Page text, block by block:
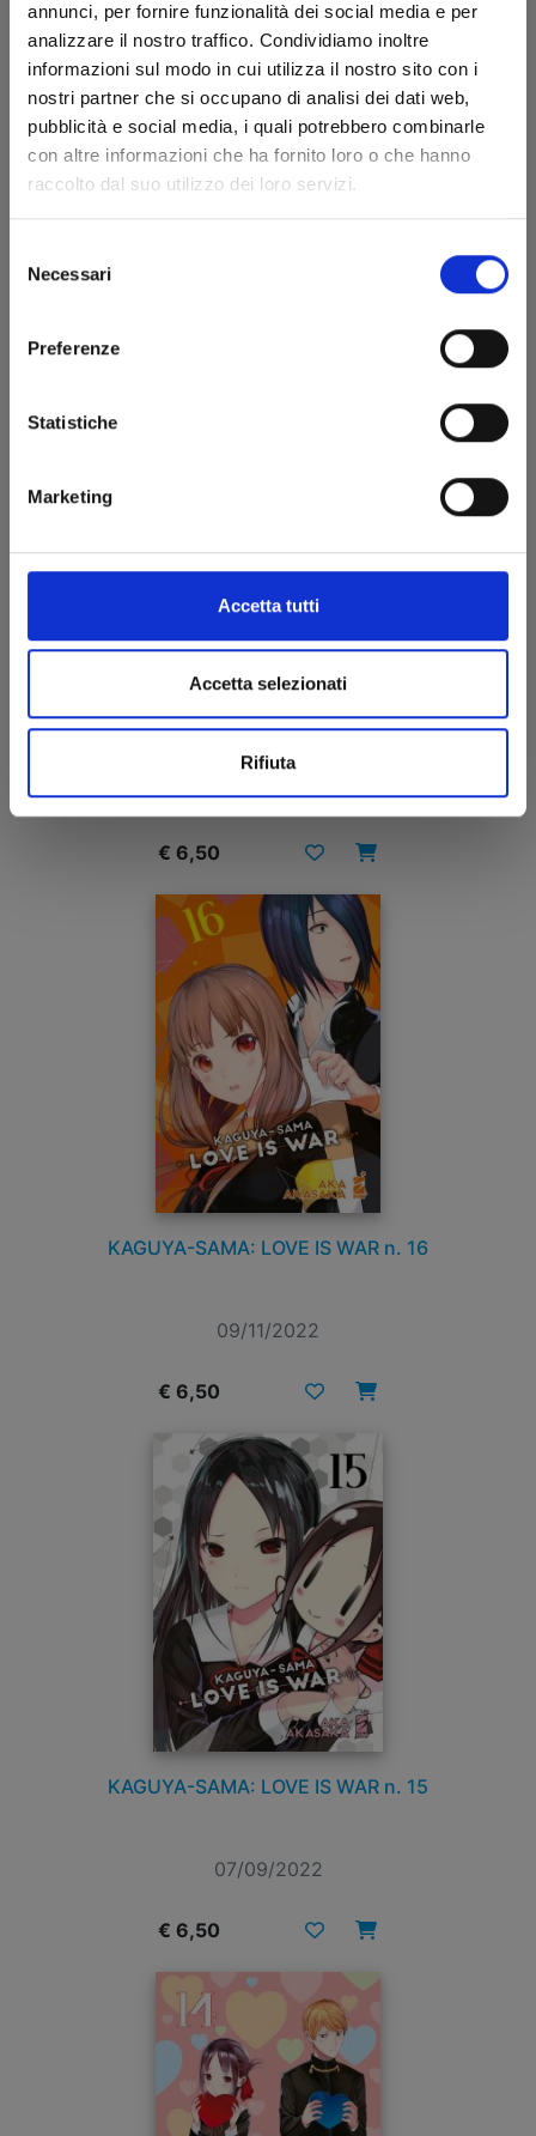
annunci, per fornire funzionalità dei social media e per
analizzare il nostro traffico. Condividiamo inoltre
informazioni sul modo in cui utilizza il nostro sito con i
nostri partner che si occupano di analisi dei dati web,
pubblicità e social media, i quali potrebbero combinarle
con altre informazioni che ha fornito loro o che hanno
raccolto dal suo utilizzo dei loro servizi.
delNecessari
Preferenze
Statistiche
Marketing
Accetta tutti
Accetta selezionati
Rifiuta
11/01/2023
€ 6,50
KAGUYA-SAMA: LOVE IS WAR n. 16
09/11/2022
€ 6,50
KAGUYA-SAMA: LOVE IS WAR n. 15
07/09/2022
€ 6,50